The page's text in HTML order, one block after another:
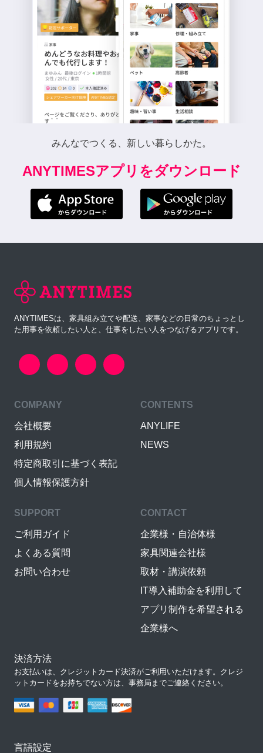
みんなでつくる、新しい暮らしかた。
ANYTIMESアプリをダウンロード
ANYTIMESは、家具組み立てや配送、家事などの日常のちょっとし
た用事を依頼したい人と、仕事をしたい人をつなげるアプリです。
COMPANY
会社概要
利用規約
特定商取引に基づく表記
個人情報保護方針
CONTENTS
ANYLIFE
NEWS
SUPPORT
ご利用ガイド
よくある質問
お問い合わせ
CONTACT
企業様・自治体様
家具関連会社様
取材・講演依頼
IT導入補助金を利用して
アプリ制作を希望される
企業様へ
決済方法
お支払いは、クレジットカード決済がご利用いただけます。クレジ
ットカードをお持ちでない方は、事務局までご連絡ください。
言語設定